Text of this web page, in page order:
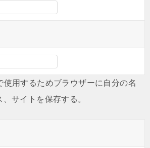
使用するためブラウザーに自分の名
サイトを保存する。